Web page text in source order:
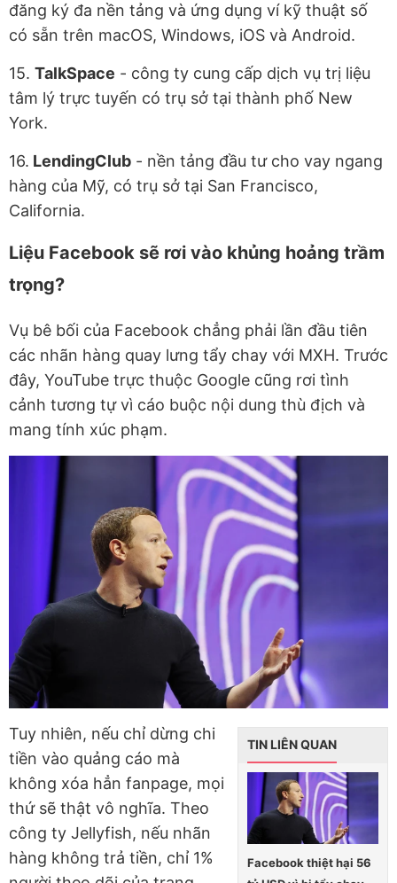
đăng ký đa nền tảng và ứng dụng ví kỹ thuật số
có sẵn trên macOS, Windows, iOS và Android.
15. TalkSpace - công ty cung cấp dịch vụ trị liệu
tâm lý trực tuyến có trụ sở tại thành phố New
York.
16. LendingClub - nền tảng đầu tư cho vay ngang
hàng của Mỹ, có trụ sở tại San Francisco,
California.
Liệu Facebook sẽ rơi vào khủng hoảng trầm
trọng?
Vụ bê bối của Facebook chẳng phải lần đầu tiên
các nhãn hàng quay lưng tẩy chay với MXH. Trước
đây, YouTube trực thuộc Google cũng rơi tình
cảnh tương tự vì cáo buộc nội dung thù địch và
mang tính xúc phạm.
TIN LIÊN QUAN
Facebook thiệt hại 56
Tuy nhiên, nếu chỉ dừng chi
tiền vào quảng cáo mà
không xóa hẳn fanpage, mọi
thứ sẽ thật vô nghĩa. Theo
công ty Jellyfish, nếu nhãn
hàng không trả tiền, chỉ 1%